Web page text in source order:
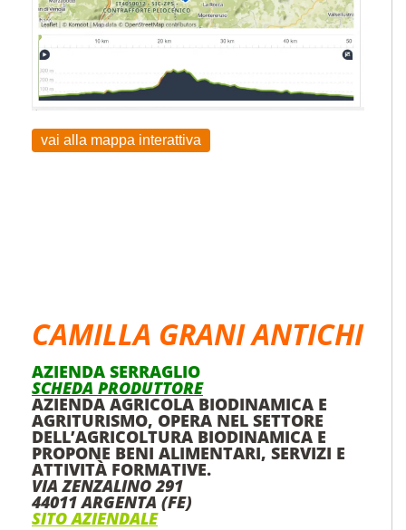
vai alla mappa interattiva
CAMILLA GRANI ANTICHI
AZIENDA SERRAGLIO
SCHEDA PRODUTTORE
AZIENDA AGRICOLA BIODINAMICA E
AGRITURISMO, OPERA NEL SETTORE
DELL’AGRICOLTURA BIODINAMICA E
PROPONE BENI ALIMENTARI, SERVIZI E
ATTIVITÀ FORMATIVE.
VIA ZENZALINO 291
44011 ARGENTA (FE)
SITO AZIENDALE